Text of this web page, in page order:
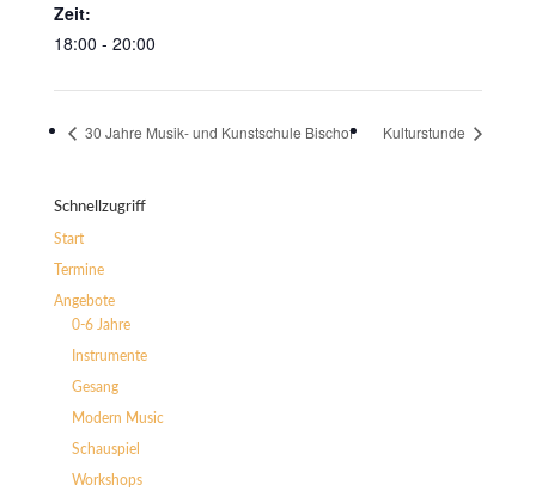
Zeit:
18:00 - 20:00
30 Jahre Musik- und Kunstschule Bischof Kulturstunde
Schnellzugriff
Start
Termine
Angebote
0-6 Jahre
Instrumente
Gesang
Modern Music
Schauspiel
Workshops